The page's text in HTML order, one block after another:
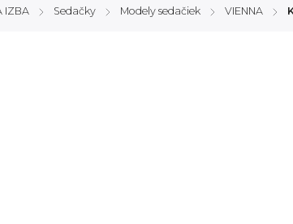
IZBA / Sedačky / Modely sedačiek / VIENNA /